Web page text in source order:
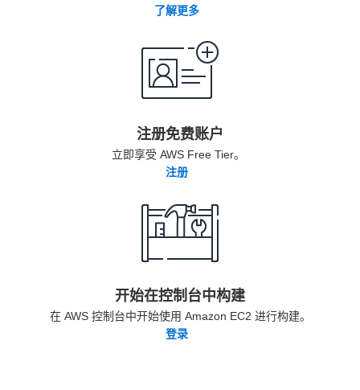
了解更多
注册免费账户
立即享受 AWS Free Tier。
注册
开始在控制台中构建
在 AWS 控制台中开始使用 Amazon EC2 进行构建。
登录